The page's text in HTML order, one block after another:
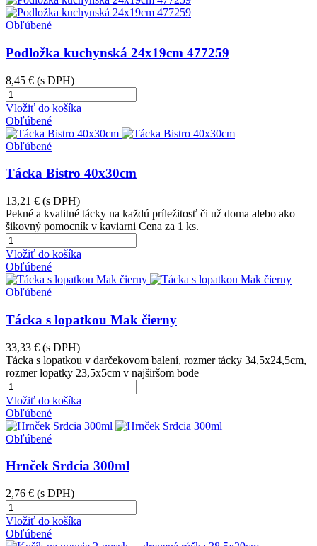
Obľúbené
Podložka kuchynská 24x19cm 477259
8,45 € (s DPH)
Vložiť do košíka
Obľúbené
Obľúbené
Tácka Bistro 40x30cm
13,21 € (s DPH)
Pekné a kvalitné tácky na každú príležitosť či už doma alebo ako
šikovný pomocník v kaviarni Cena za 1 ks.
Vložiť do košíka
Obľúbené
Obľúbené
Tácka s lopatkou Mak čierny
33,33 € (s DPH)
Tácka s lopatkou v darčekovom balení, rozmer tácky 34,5x24,5cm,
rozmer lopatky 23,5x5cm v najširšom bode
Vložiť do košíka
Obľúbené
Obľúbené
Hrnček Srdcia 300ml
2,76 € (s DPH)
Vložiť do košíka
Obľúbené